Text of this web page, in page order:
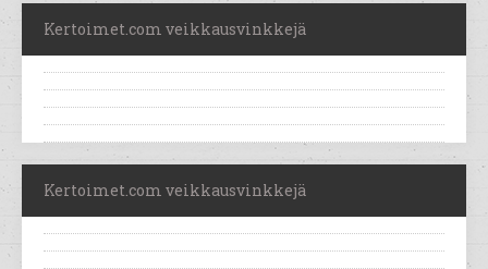
Kertoimet.com veikkausvinkkejä
Kertoimet.com veikkausvinkkejä